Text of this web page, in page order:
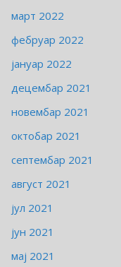
март 2022
фебруар 2022
јануар 2022
децембар 2021
новембар 2021
октобар 2021
септембар 2021
август 2021
јул 2021
јун 2021
мај 2021